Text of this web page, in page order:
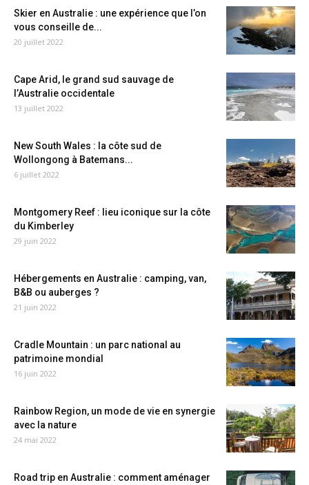
Skier en Australie : une expérience que l’on
vous conseille de...
20 juillet 2022
Cape Arid, le grand sud sauvage de
l’Australie occidentale
13 juillet 2022
New South Wales : la côte sud de
Wollongong à Batemans...
6 juillet 2022
Montgomery Reef : lieu iconique sur la côte
du Kimberley
29 juin 2022
Hébergements en Australie : camping, van,
B&B ou auberges ?
21 juin 2022
Cradle Mountain : un parc national au
patrimoine mondial
16 juin 2022
Rainbow Region, un mode de vie en synergie
avec la nature
24 mai 2022
Road trip en Australie : comment aménager